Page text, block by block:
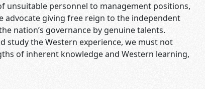
unsuitable personnel to management positions,
advocate giving free reign to the independent
nation’s governance by genuine talents.
study the Western experience, we must not
of inherent knowledge and Western learning,